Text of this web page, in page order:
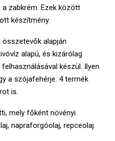
zabkrém. Ezek között
készítmény.
alapján
alapú, és kizárólag
készül. Ilyen
a szójafehérje. 4 termék
is.
mely főként növényi
napraforgóolaj, repceolaj.